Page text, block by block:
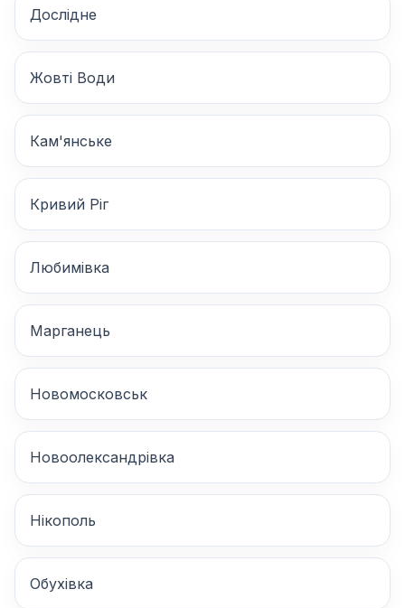
Дослідне
Жовті Води
Кам'янське
Кривий Ріг
Любимівка
Марганець
Новомосковськ
Новоолександрівка
Нікополь
Обухівка